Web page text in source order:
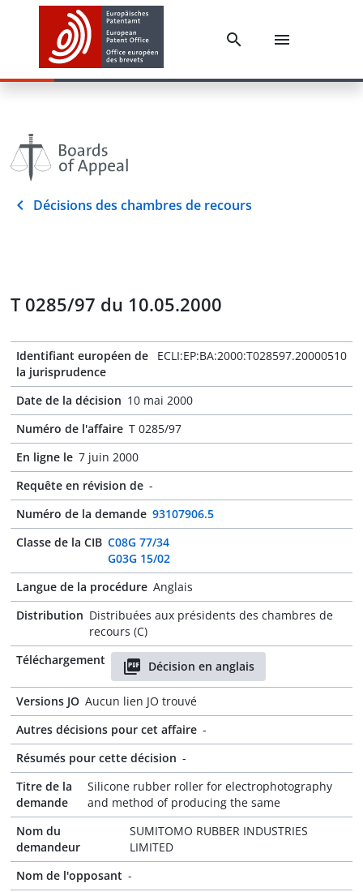
Décisions des chambres de recours
T 0285/97 du 10.05.2000
Identifiant européen de
la jurisprudence
ECLI:EP:BA:2000:T028597.20000510
Date de la décision 10 mai 2000
Numéro de l'affaire T 0285/97
En ligne le 7 juin 2000
Requête en révision de -
Numéro de la demande 93107906.5
Classe de la CIB C08G 77/34
G03G 15/02
Langue de la procédure Anglais
Distribution Distribuées aux présidents des chambres de
recours (C)
Téléchargement
Décision en anglais
Versions JO Aucun lien JO trouvé
Autres décisions pour cet affaire -
Résumés pour cette décision -
Titre de la
demande
Silicone rubber roller for electrophotography
and method of producing the same
Nom du
demandeur
SUMITOMO RUBBER INDUSTRIES
LIMITED
Nom de l'opposant -